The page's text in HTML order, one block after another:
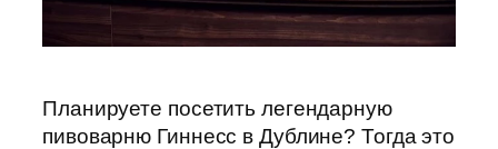
Планируете посетить легендарную
пивоварню Гиннесс в Дублине? Тогда это